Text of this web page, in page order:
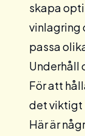
skapa
vinlagring
passa
Underhåll
För att
det viktigt
Här är